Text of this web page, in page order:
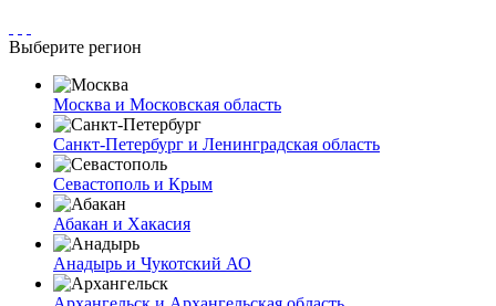
Выберите регион
Москва и Московская область
Санкт-Петербург и Ленинградская область
Севастополь и Крым
Абакан и Хакасия
Анадырь и Чукотский АО